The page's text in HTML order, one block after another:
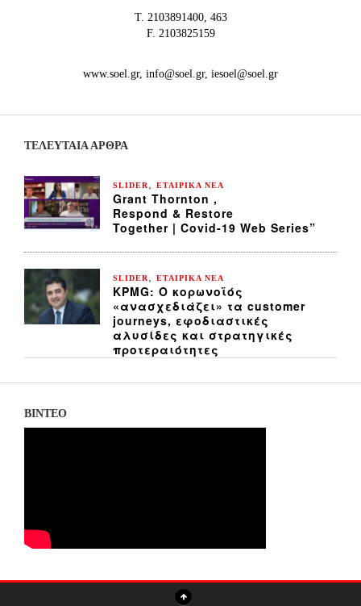
Τ. 2103891400, 463
F. 2103825159
www.soel.gr, info@soel.gr, iesoel@soel.gr
ΤΕΛΕΥΤΑΙΑ ΆΡΘΡΑ
SLIDER ΕΤΑΙΡΙΚΑ ΝΕΑ
Grant Thornton ,
Respond & Restore
Together | Covid-19 Web Series”
SLIDER ΕΤΑΙΡΙΚΑ ΝΕΑ
KPMG: Ο κορωνοϊός
«ανασχεδιάζει» τα customer
journeys, εφοδιαστικές
αλυσίδες και στρατηγικές
προτεραιότητες
ΒΙΝΤΕΟ